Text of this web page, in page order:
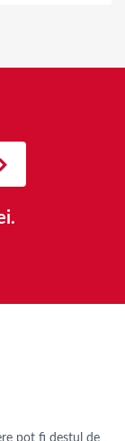
pot fi destul de